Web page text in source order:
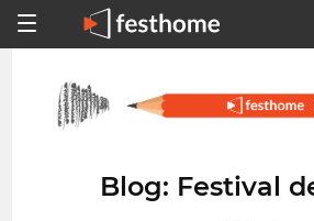
Blog: Festival